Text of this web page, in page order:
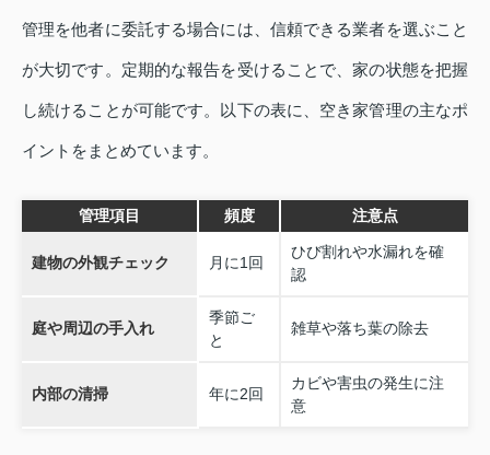
管理を他者に委託する場合には、信頼できる業者を選ぶこと
が大切です。定期的な報告を受けることで、家の状態を把握
し続けることが可能です。以下の表に、空き家管理の主なポ
イントをまとめています。
管理項目 頻度 注意点
建物の外観チェック 月に1回
ひび割れや水漏れを確
認
庭や周辺の手入れ
季節ご
と
雑草や落ち葉の除去
内部の清掃 年に2回
カビや害虫の発生に注
意